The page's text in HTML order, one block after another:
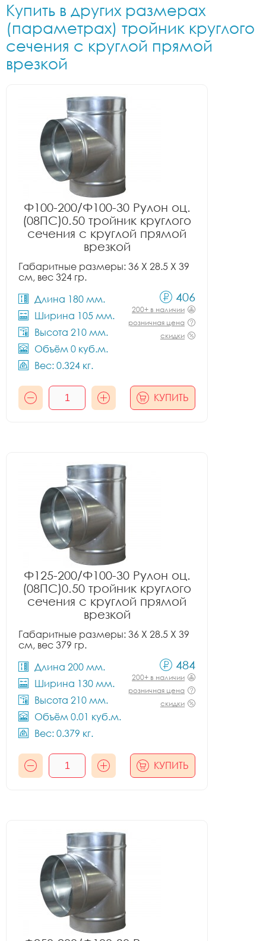
Купить в других размерах
(параметрах) тройник круглого
сечения с круглой прямой
врезкой
Ф100-200/Ф100-30 Рулон оц.
(08ПС)0.50 тройник круглого
сечения с круглой прямой
врезкой
Габаритные размеры: 36 X 28.5 X 39
см, вес 324 гр.
Длина 180 мм.
Ширина 105 мм.
Высота 210 мм.
Объём 0 куб.м.
Вес: 0.324 кг.
406
200+ в наличии
розничная цена
скидки
КУПИТЬ
Ф125-200/Ф100-30 Рулон оц.
(08ПС)0.50 тройник круглого
сечения с круглой прямой
врезкой
Габаритные размеры: 36 X 28.5 X 39
см, вес 379 гр.
Длина 200 мм.
Ширина 130 мм.
Высота 210 мм.
Объём 0.01 куб.м.
Вес: 0.379 кг.
484
200+ в наличии
розничная цена
скидки
КУПИТЬ